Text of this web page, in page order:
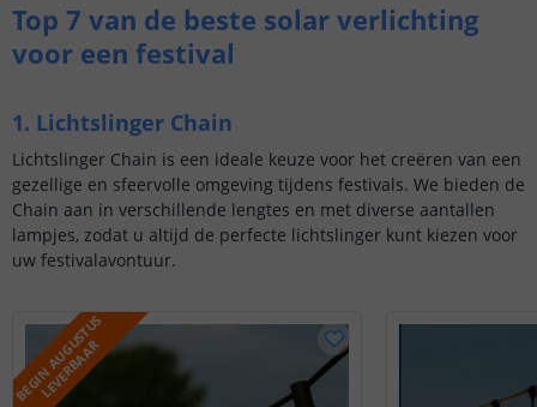
Top 7 van de beste solar verlichting
voor een festival
1. Lichtslinger Chain
Lichtslinger Chain is een ideale keuze voor het creëren van een
gezellige en sfeervolle omgeving tijdens festivals. We bieden de
Chain aan in verschillende lengtes en met diverse aantallen
lampjes, zodat u altijd de perfecte lichtslinger kunt kiezen voor
uw festivalavontuur.
B
E
G
I
N
A
U
G
U
S
T
U
S
L
E
V
E
R
B
A
A
R